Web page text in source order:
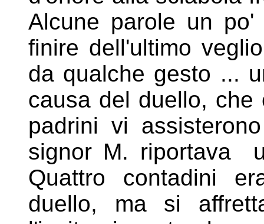
Alcune parole un
finire dell'ultimo
da qualche gesto ...
causa del duello,
padrini vi
signor M. riportava
Quattro contadini
duello, ma si